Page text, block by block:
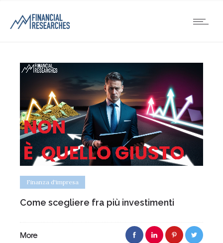
Finanza d'impresa
Come scegliere fra più investimenti
More